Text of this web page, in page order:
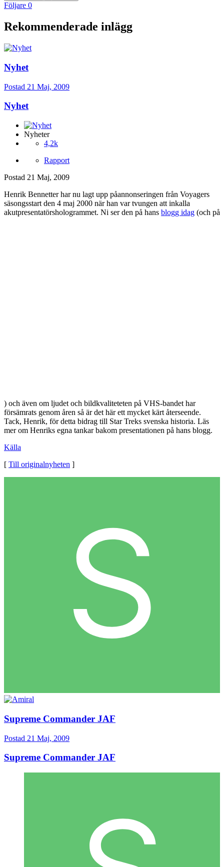
Följare 0
Rekommenderade inlägg
Nyhet
Postad 21 Maj, 2009
Nyhet
Nyheter
4,2k
Rapport
Postad 21 Maj, 2009
Henrik Bennetter har nu lagt upp påannonseringen från Voyagers
säsongsstart den 4 maj 2000 när han var tvungen att inkalla
akutpresentatörshologrammet. Ni ser den på hans blogg idag (och på
) och även om ljudet och bildkvaliteteten på VHS-bandet har
försämrats genom åren så är det här ett mycket kärt återseende.
Tack, Henrik, för detta bidrag till Star Treks svenska historia. Läs
mer om Henriks egna tankar bakom presentationen på hans blogg.
Källa
[ Till originalnyheten ]
Supreme Commander JAF
Postad 21 Maj, 2009
Supreme Commander JAF